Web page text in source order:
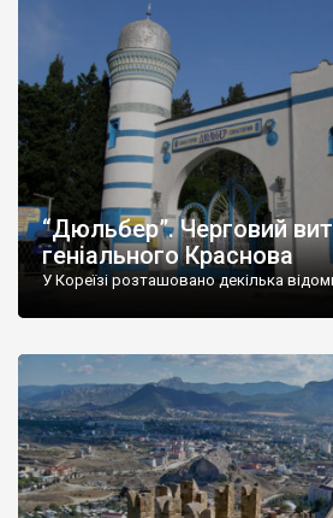
“Дюльбер”. Черговий
геніального Краснова
У Кореїзі розташовано декілька